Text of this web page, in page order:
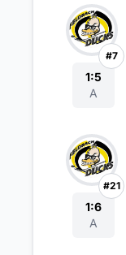
#7
1:5
A
#21
1:6
A